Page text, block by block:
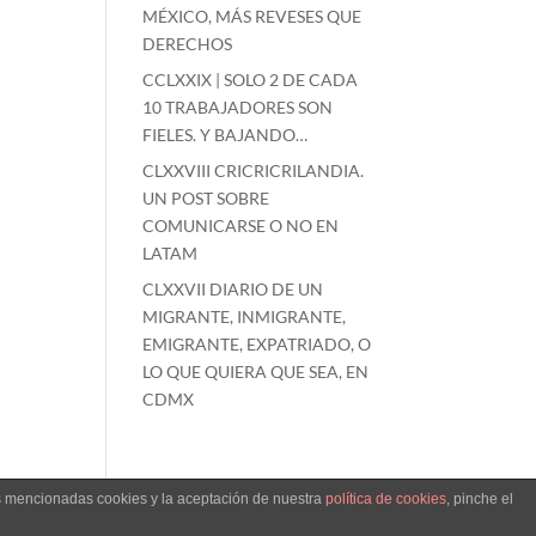
MÉXICO, MÁS REVESES QUE
DERECHOS
CCLXXIX | SOLO 2 DE CADA
10 TRABAJADORES SON
FIELES. Y BAJANDO…
CLXXVIII CRICRICRILANDIA.
UN POST SOBRE
COMUNICARSE O NO EN
LATAM
CLXXVII DIARIO DE UN
MIGRANTE, INMIGRANTE,
EMIGRANTE, EXPATRIADO, O
LO QUE QUIERA QUE SEA, EN
CDMX
cookies y la aceptación de nuestra política de cookies, pinche el